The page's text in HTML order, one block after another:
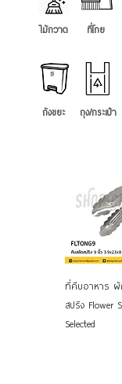
ไม้กวาด ที่โกย
ถังขยะ ถุง/กระเป๋า
ที่คีบอาหาร ผั
สปริง Flower
Selected